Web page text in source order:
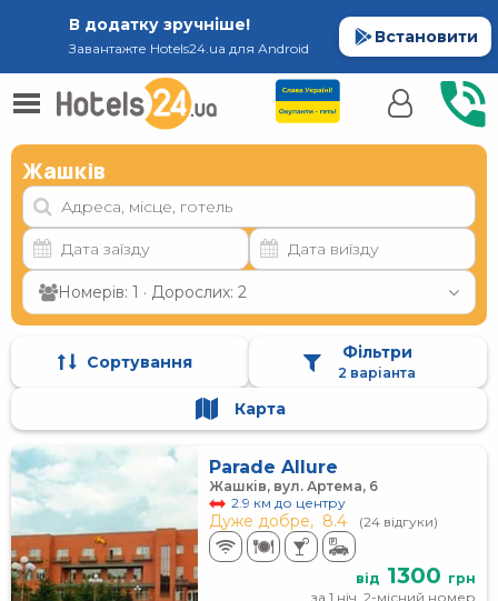
В додатку зручніше!
Завантажте Hotels24.ua для Android
Встановити
Жашків
Номерів: 1 · Дорослих: 2
Сортування Фільтри
2 варіанта
Карта
Parade Allure
Жашків, вул. Артема, 6
2.9 км до центру
Дуже добре, 8.4 (24 відгуки)
від 1300 грн
за 1 ніч, 2-місний номер